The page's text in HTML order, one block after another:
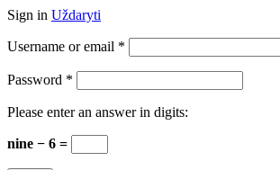
Sign in Uždaryti
Username or email *
Password *
Please enter an answer in digits:
nine − 6 =